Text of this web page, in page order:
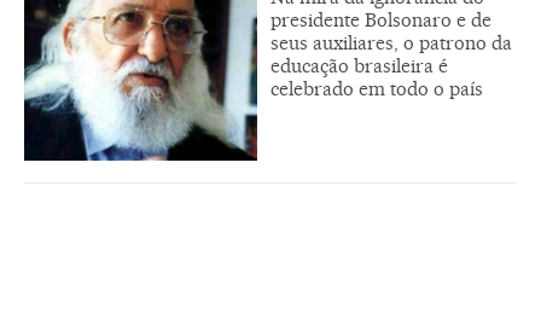
presidente Bolsonaro e de
seus auxiliares, o patrono da
educação brasileira é
celebrado em todo o país